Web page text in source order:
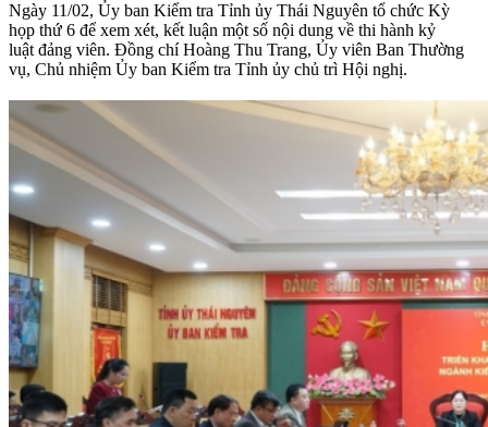
Ngày 11/02, Ủy ban Kiểm tra Tỉnh ủy Thái Nguyên tổ chức Kỳ
họp thứ 6 để xem xét, kết luận một số nội dung về thi hành kỷ
luật đảng viên. Đồng chí Hoàng Thu Trang, Ủy viên Ban Thường
vụ, Chủ nhiệm Ủy ban Kiểm tra Tỉnh ủy chủ trì Hội nghị.